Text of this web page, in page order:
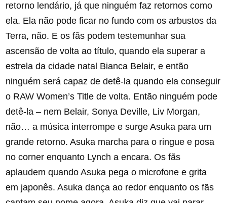
retorno lendário, já que ninguém faz retornos como
ela. Ela não pode ficar no fundo com os arbustos da
Terra, não. E os fãs podem testemunhar sua
ascensão de volta ao título, quando ela superar a
estrela da cidade natal Bianca Belair, e então
ninguém será capaz de detê-la quando ela conseguir
o RAW Women’s Title de volta. Então ninguém pode
detê-la – nem Belair, Sonya Deville, Liv Morgan,
não… a música interrompe e surge Asuka para um
grande retorno. Asuka marcha para o ringue e posa
no corner enquanto Lynch a encara. Os fãs
aplaudem quando Asuka pega o microfone e grita
em japonês. Asuka dança ao redor enquanto os fãs